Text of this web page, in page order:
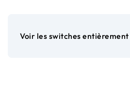
Voir les switches